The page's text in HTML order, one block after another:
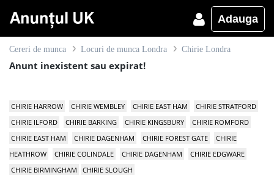
Adauga
Cereri de munca Locuri de munca Londra Chirie Londra
Anunt inexistent sau expirat!
CHIRIE HARROW CHIRIE WEMBLEY CHIRIE EAST HAM
CHIRIE STRATFORD
CHIRIE ILFORD
CHIRIE BARKING CHIRIE KINGSBURY
CHIRIE ROMFORD
CHIRIE EAST HAM
CHIRIE DAGENHAM CHIRIE FOREST GATE
CHIRIE
HEATHROW
CHIRIE COLINDALE CHIRIE DAGENHAM
CHIRIE EDGWARE
CHIRIE BIRMINGHAM
CHIRIE SLOUGH